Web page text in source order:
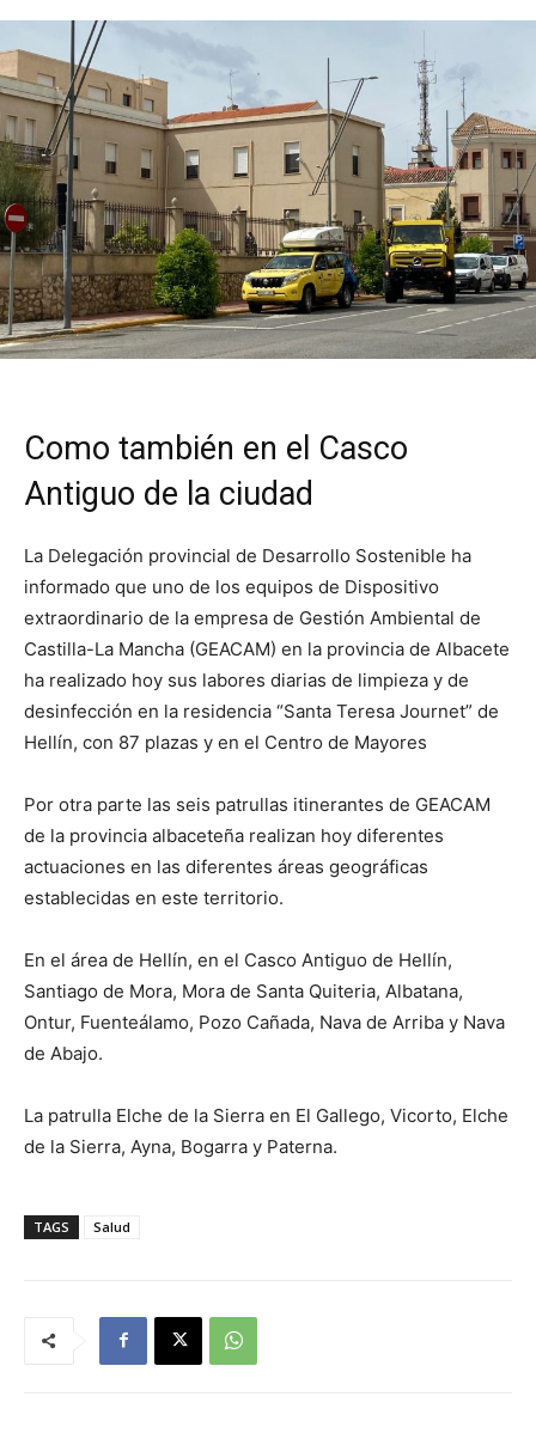
Como también en el Casco
Antiguo de la ciudad
La Delegación provincial de Desarrollo Sostenible ha
informado que uno de los equipos de Dispositivo
extraordinario de la empresa de Gestión Ambiental de
Castilla-La Mancha (GEACAM) en la provincia de Albacete
ha realizado hoy sus labores diarias de limpieza y de
desinfección en la residencia “Santa Teresa Journet” de
Hellín, con 87 plazas y en el Centro de Mayores
Por otra parte las seis patrullas itinerantes de GEACAM
de la provincia albaceteña realizan hoy diferentes
actuaciones en las diferentes áreas geográficas
establecidas en este territorio.
En el área de Hellín, en el Casco Antiguo de Hellín,
Santiago de Mora, Mora de Santa Quiteria, Albatana,
Ontur, Fuenteálamo, Pozo Cañada, Nava de Arriba y Nava
de Abajo.
La patrulla Elche de la Sierra en El Gallego, Vicorto, Elche
de la Sierra, Ayna, Bogarra y Paterna.
TAGS Salud